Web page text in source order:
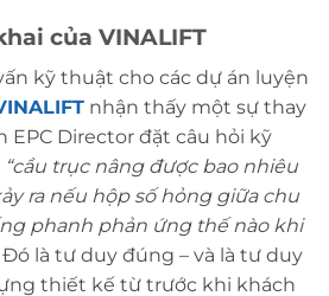
của VINALIFT
kỹ thuật cho các dự án luyện
nhận thấy một sự thay
EPC Director đặt câu hỏi kỹ
“cầu trục nâng được bao nhiêu
ra nếu hộp số hỏng giữa chu
phanh phản ứng thế nào khi
Đó là tư duy đúng – và là tư duy
thiết kế từ trước khi khách